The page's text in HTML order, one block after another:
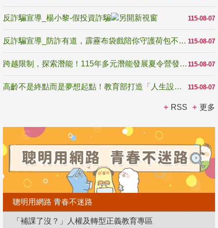
115-08-07
反詐騙宣導_楊小黎-假投資詐騙
115-08-07
反詐騙宣導_防詐有道，霹靂布袋戲陪你守護荷包不受騙
115-08-07
跨越限制，探索潛能！115年多元潛能發展夏令營發掘生命無限可能
115-08-07
高齡不是終點而是夢想起點！教育部打造「人生設計夢工場」 參展第3屆高齡健康產業博覽會
RSS 更多
聰明用網路 青春不迷路
「補課了沒？」人權及轉型正義教育專區